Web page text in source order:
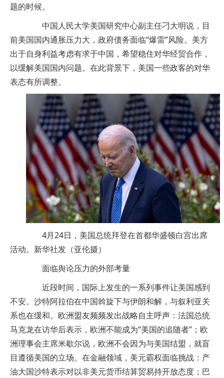
题的时候。
中国人民大学美国研究中心副主任刁大明说，目
前美国国内通胀压力大，政府债务面临“爆雷”风险。美方
出于自身利益考虑有求于中国，希望稳住对华经贸合作，
以缓解美国国内问题。在此背景下，美国一些政客的对华
表态有所调整。
4月24日，美国总统拜登在首都华盛顿白宫出席
活动。 新华社发（亚伦摄）
面临舆论压力的外部考量
近段时间，国际上发生的一系列事件让美国感到
不安。沙特阿拉伯在中国斡旋下与伊朗和解，与叙利亚关
系也在缓和。欧洲盟友频频发出战略自主呼声：法国总统
马克龙在访华后表示，欧洲不能成为“美国的追随者”；欧
洲理事会主席米歇尔说，欧洲不会因为与美国结盟，就盲
目遵循美国的立场。在金融领域，美元霸权面临挑战：产
油大国沙特表示对以非美元货币结算贸易持开放态度；巴